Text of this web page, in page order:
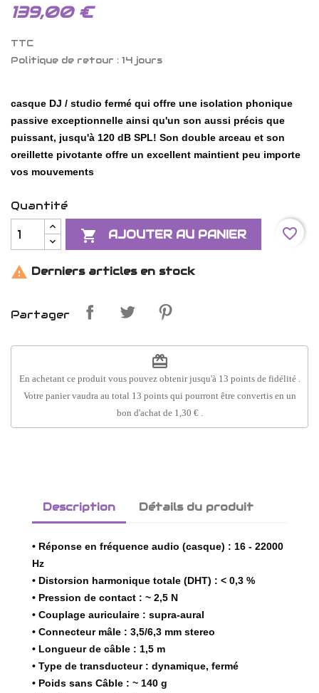
139,00 €
TTC
Politique de retour : 14 jours
casque DJ / studio fermé qui offre une isolation phonique
passive exceptionnelle ainsi qu'un son aussi précis que
puissant, jusqu'à 120 dB SPL! Son double arceau et son
oreillette pivotante offre un excellent maintient peu importe
vos mouvements
Quantité
 AJOUTER AU PANIER favorite_border
 Derniers articles en stock
Partager
redeem
En achetant ce produit vous pouvez obtenir jusqu'à 13 points de fidélité.
Votre panier vaudra au total 13 pointsqui pourront être convertis en un
bon d'achat de 1,30 €.
Description Détails du produit
• Réponse en fréquence audio (casque) : 16 - 22000
Hz
• Distorsion harmonique totale (DHT) : < 0,3 %
• Pression de contact : ~ 2,5 N
• Couplage auriculaire : supra-aural
• Connecteur mâle : 3,5/6,3 mm stereo
• Longueur de câble : 1,5 m
• Type de transducteur : dynamique, fermé
• Poids sans Câble : ~ 140 g